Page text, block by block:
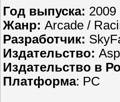
Год выпуска: 2009
Жанр: Arcade /
Разработчик:
Издательство:
Издательство в
Платформа: PC